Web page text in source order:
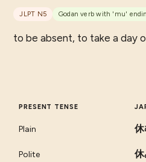
JLPT N5 Godan verb with 'mu'
to be absent, to take a day
PRESENT TENSE
Plain 休
Polite 休